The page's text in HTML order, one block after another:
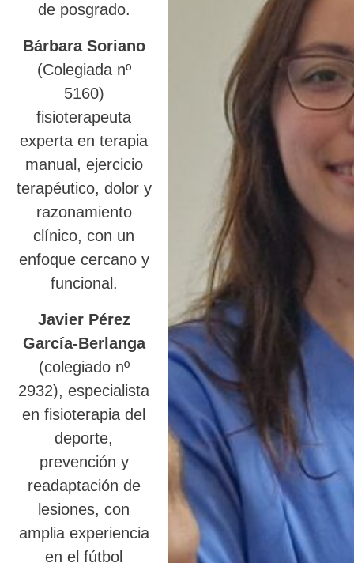
de posgrado.
Bárbara Soriano
(Colegiada nº
5160)
fisioterapeuta
experta en terapia
manual, ejercicio
terapéutico, dolor y
razonamiento
clínico, con un
enfoque cercano y
funcional.
Javier Pérez
García-Berlanga
(colegiado nº
2932), especialista
en fisioterapia del
deporte,
prevención y
readaptación de
lesiones, con
amplia experiencia
en el fútbol